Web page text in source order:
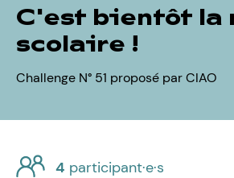
C'est bientôt la
scolaire !
Challenge N° 51 proposé par CIAO
4 participant·e·s